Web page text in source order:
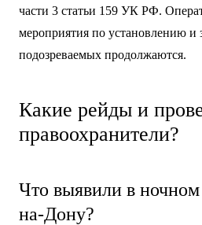
части 3 статьи 159 УК РФ.
мероприятия по установлению и
подозреваемых продолжаются.
Какие рейды и
правоохранители?
Что выявили в ночном
на-Дону?